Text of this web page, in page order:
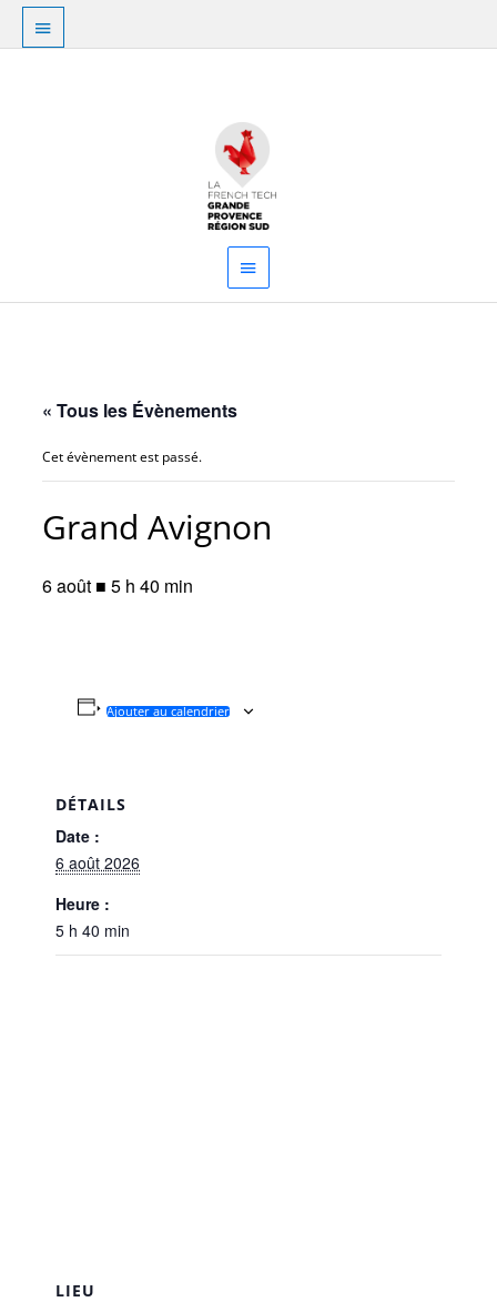
Aller
contenu
Au
dessus
principal
« Tous les Évènements
Cet évènement est passé.
Grand Avignon
6 août ■ 5 h 40 min
Ajouter au calendrier
DÉTAILS
Date :
6 août 2026
Heure :
5 h 40 min
LIEU